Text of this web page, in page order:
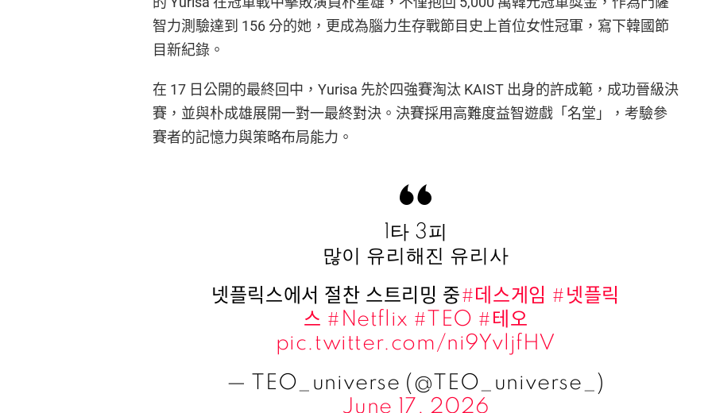
智力測驗達到 156 分的她，更成為腦力生存戰節目史上首位女性冠軍，寫下韓國節
目新紀錄。
在 17 日公開的最終回中，Yurisa 先於四強賽淘汰 KAIST 出身的許成範，成功晉級決
賽，並與朴成雄展開一對一最終對決。決賽採用高難度益智遊戲「名堂」，考驗參
賽者的記憶力與策略布局能力。
1타 3피
많이 유리해진 유리사
넷플릭스에서 절찬 스트리밍 중#데스게임 #넷플릭
스 #Netflix #TEO #테오
pic.twitter.com/ni9YvljfHV
— TEO_universe (@TEO_universe_)
June 17, 2026